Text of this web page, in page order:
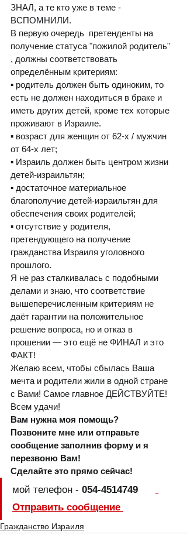
ЗНАЛ, а те кто уже в теме -
ВСПОМНИЛИ.
В первую очередь  претенденты на
получение статуса "пожилой родитель"
, должны соответствовать
определённым критериям:
▪️ родитель должен быть одиноким, то
есть не должен находиться в браке и
иметь других детей, кроме тех которые
проживают в Израиле.
▪️ возраст для женщин от 62-х / мужчин
от 64-х лет;
▪️ Израиль должен быть центром жизни
детей-израильтян;
▪️ достаточное материальное
благополучие детей-израильтян для
обеспечения своих родителей;
▪️ отсутствие у родителя,
претендующего на получение
гражданства Израиля уголовного
прошлого.
Я не раз сталкивалась с подобными
делами и знаю, что соответствие
вышеперечисленным критериям не
даёт гарантии на положительное
решение вопроса, но и отказ в
прошении — это ещё не ФИНАЛ и это
ФАКТ!
Желаю всем, чтобы сбылась Ваша
мечта и родители жили в одной стране
с Вами! Самое главное ДЕЙСТВУЙТЕ!
Всем удачи!
Вам нужна моя помощь?
Позвоните мне или отправьте
сообщение заполнив форму и я
перезвоню Вам!
Сделайте это прямо сейчас!
мой телефон - 054-4514749
Отправить сообщение
Гражданство Израиля